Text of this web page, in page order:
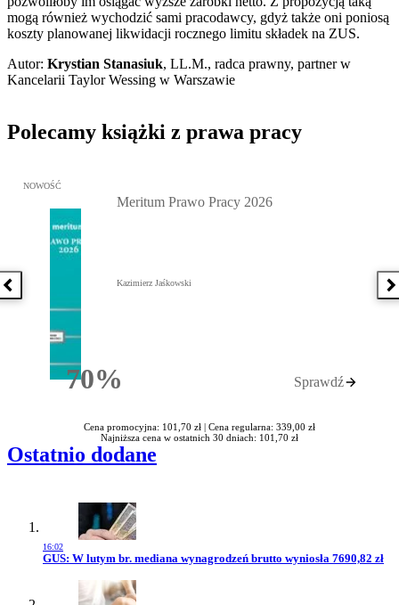
mogą również wychodzić sami pracodawcy, gdyż także oni poniosą
koszty planowanej likwidacji rocznego limitu składek na ZUS.
Autor: Krystian Stanasiuk, LL.M., radca prawny, partner w
Kancelarii Taylor Wessing w Warszawie
Polecamy książki z prawa pracy
Poprzednia książka
Przejdź do: Meritum Prawo Pracy 2026, Kazimierz Jaśkowski -
NOWOŚĆ
70%Rabatu
Meritum Prawo Pracy 2026
Kazimierz Jaśkowski
Sprawdź
Cena promocyjna: 101,70 zł | Cena regularna: 339,00 zł
Najniższa cena w ostatnich 30 dniach: 101,70 zł
Ostatnio dodane
16:02
Przejdź do artykułu:
GUS: W lutym br. mediana wynagrodzeń brutto wyniosła 7690,82 zł